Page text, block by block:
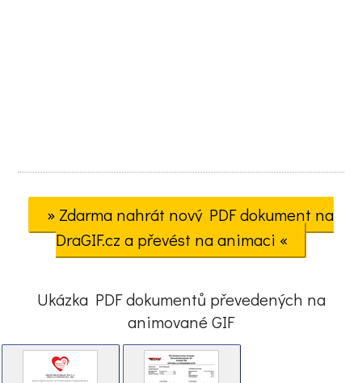
» Zdarma nahrát nový PDF dokument na
DraGIF.cz a převést na animaci «
Ukázka PDF dokumentů převedených na
animované GIF